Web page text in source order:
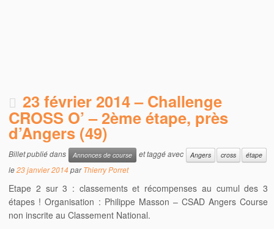
23 février 2014 – Challenge
CROSS O’ – 2ème étape, près
d’Angers (49)
Billet publié dans Annonces de course et taggé avec Angers cross étape
le23 janvier 2014parThierry Porret
Etape 2 sur 3 : classements et récompenses au cumul des 3
étapes ! Organisation : Philippe Masson – CSAD Angers Course
non inscrite au Classement National.